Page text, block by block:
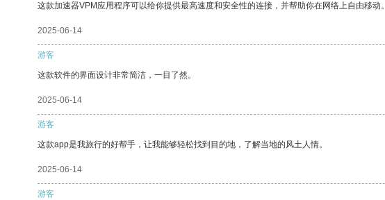
这款加速器VPM应用程序可以给你提供最高速度和安全性的连接，并帮助你在网络上自由移动。
2025-06-14
游客
这款软件的界面设计非常简洁，一目了然。
2025-06-14
游客
这款app是我旅行的好帮手，让我能够轻松找到目的地，了解当地的风土人情。
2025-06-14
游客